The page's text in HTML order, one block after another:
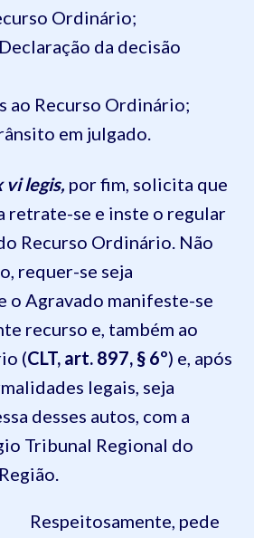
Ordinário;
da decisão
ao Recurso Ordinário;
em julgado.
vi legis, por fim, solicita que
retrate-se e inste o regular
Recurso Ordinário. Não
requer-se seja
o Agravado manifeste-se
recurso e, também ao
(CLT, art. 897, § 6º) e, após
legais, seja
desses autos, com a
Tribunal Regional do
pede